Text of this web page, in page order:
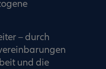
– durch
und die